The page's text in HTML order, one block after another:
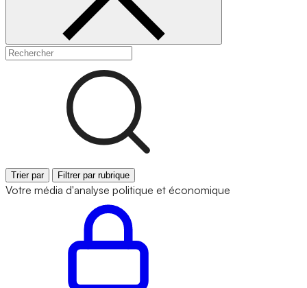
Trier par Filtrer par rubrique
Votre média d'analyse politique et économique